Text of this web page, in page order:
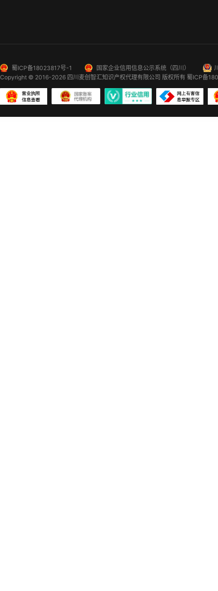
蜀ICP备18023817号-1 国家企业信用信息公示系统（四川）
Copyright © 2016-2026 四川麦创智汇知识产权代理有限公司 版权所有 蜀ICP备